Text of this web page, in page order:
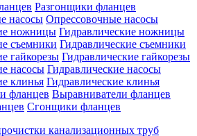
Разгонщики фланцев
Опрессовочные насосы
Гидравлические ножницы
Гидравлические съемники
Гидравлические гайкорезы
Гидравлические насосы
Гидравлические клинья
Выравниватели фланцев
Сгонщики фланцев